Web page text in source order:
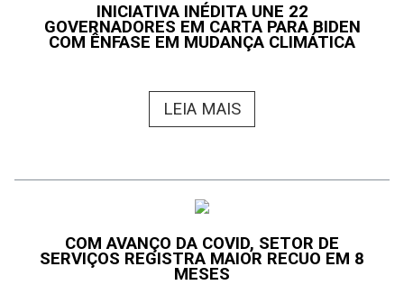
INICIATIVA INÉDITA UNE 22
GOVERNADORES EM CARTA PARA BIDEN
COM ÊNFASE EM MUDANÇA CLIMÁTICA
LEIA MAIS
COM AVANÇO DA COVID, SETOR DE
SERVIÇOS REGISTRA MAIOR RECUO EM 8
MESES